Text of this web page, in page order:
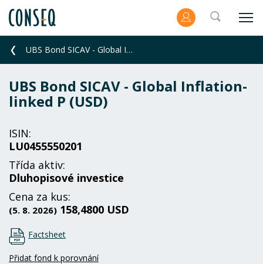
UBS Bond SICAV - Global Inflation-linked P (USD)
UBS Bond SICAV - Global Inflation-
linked P (USD)
ISIN:
LU0455550201
Třída aktiv:
Dluhopisové investice
Cena za kus:
(5. 8. 2026) 158,4800 USD
Factsheet
Přidat fond k porovnání